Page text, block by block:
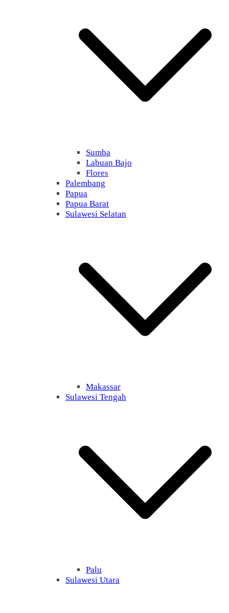
Sumba
Labuan Bajo
Flores
Palembang
Papua
Papua Barat
Sulawesi Selatan
Makassar
Sulawesi Tengah
Palu
Sulawesi Utara